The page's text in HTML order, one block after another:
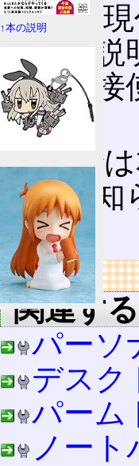
なお、
すら、
での直接
る。
これで
る者も
ある。
リンク
関連す
パーソ
デスク
パーム
ノート
↑本の説明